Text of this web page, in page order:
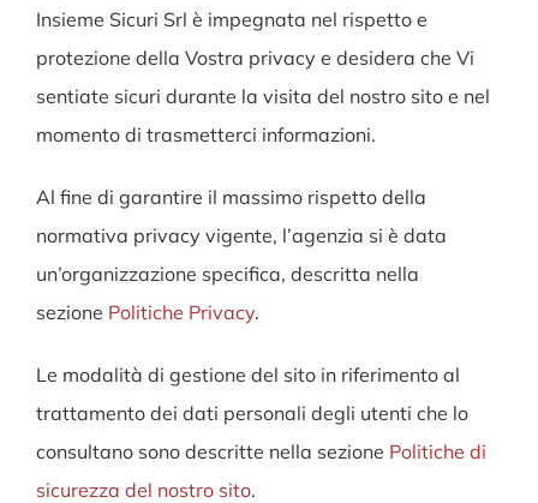
SERVIZI
CONTATTI
Lavora con noi
Insieme Sicuri Srl è impegnata nel rispetto e
protezione della Vostra privacy e desidera che Vi
sentiate sicuri durante la visita del nostro sito e nel
momento di trasmetterci informazioni.
Al fine di garantire il massimo rispetto della
normativa privacy vigente, l’agenzia si è data
un’organizzazione specifica, descritta nella
sezione Politiche Privacy.
Le modalità di gestione del sito in riferimento al
trattamento dei dati personali degli utenti che lo
consultano sono descritte nella sezione Politiche di
sicurezza del nostro sito.